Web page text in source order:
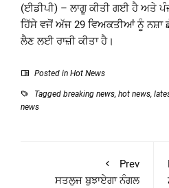
(ਈਡੀਪੀ) – ਲਾਗੂ ਕੀਤੀ ਗਈ ਹੈ ਅਤੇ
ਹਿੱਸੇ ਵਜੋਂ ਅੱਜ 29 ਵਿਅਕਤੀਆਂ ਨੂੰ
ਲੈਣ ਲਈ ਰਾਜ਼ੀ ਕੀਤਾ ਹੈ।
Posted in Hot News
Tagged breaking news, hot news,
news
Prev
ਸਤਲੁਜ ਬੁਝਾਏਗਾ ਨੰਗਲ